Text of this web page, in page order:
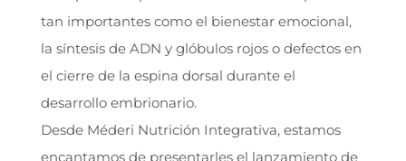
tan importantes como el bienestar emocional,
la síntesis de ADN y glóbulos rojos o defectos en
el cierre de la espina dorsal durante el
desarrollo embrionario.
Desde Méderi Nutrición Integrativa, estamos
encantamos de presentarles el lanzamiento de